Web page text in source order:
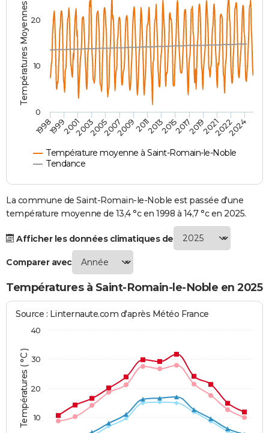
Destinations
City break
Voyage nature
Voyage de noces
Forum
Climat
PHOTO
GUIDES D'ACHAT
BONS PLANS
CARTE DE VOEUX
Carte de Noël
Carte Bonne année
Carte Saint-Valentin
Carte Pâques
Carte d'anniversaire
DICTIONNAIRE
Dictionnaire
Biographies
Citations
Expressions
Proverbes
PROGRAMME TV
COPAINS D'AVANT
S'inscrire
Se connecter
Lycées
Collèges
Primaires
Universités
Entreprises
Service militaire
Avis de recherche
AVIS DE DÉCÈS
FORUM
Températures Moyennes ( °C )
Température moyenne à Saint-Romain-le-Noble
Tendance
199819992001200320052007200920112013201520172019202120222024
0
10
20
La commune de Saint-Romain-le-Noble est passée d'une
température moyenne de 13,4 °c en 1998 à 14,7 °c en 2025.
Afficher les données climatiques de
Comparer avec
Températures à Saint-Romain-le-Noble en 2025
Températures ( °C )
Source : Linternaute.com d'après Météo France
10
20
30
40